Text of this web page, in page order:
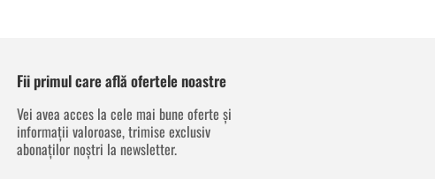
Fii primul care află ofertele noastre
Vei avea acces la cele mai bune oferte și
informații valoroase, trimise exclusiv
abonaților noștri la newsletter.